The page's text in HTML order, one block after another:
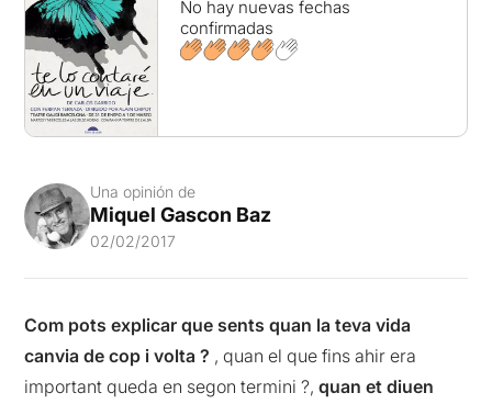
No hay nuevas fechas
confirmadas
Una opinión de
Miquel Gascon Baz
02/02/2017
Com pots explicar que sents quan la teva vida
canvia de cop i volta ? , quan el que fins ahir era
important queda en segon termini ?,quan et diuen